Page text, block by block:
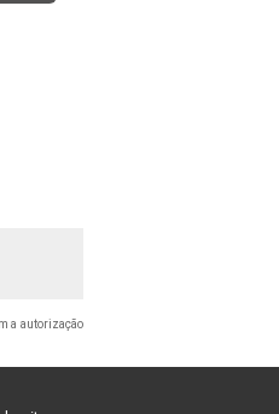
a autorização